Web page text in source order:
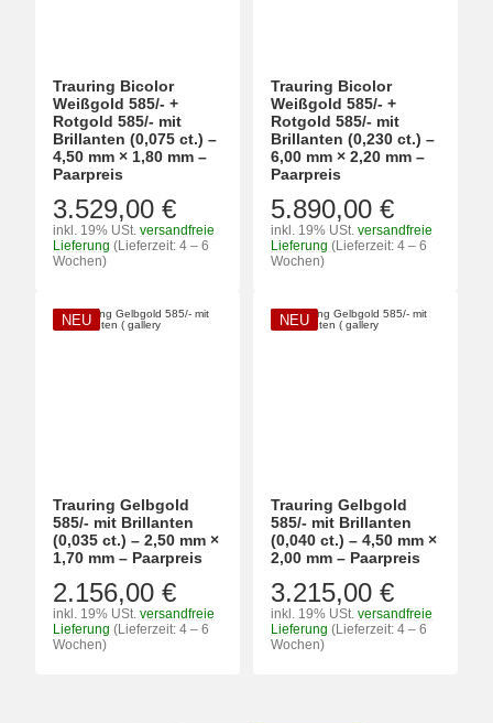
Trauring Bicolor
Weißgold 585/- +
Rotgold 585/- mit
Brillanten (0,075 ct.) –
4,50 mm × 1,80 mm –
Paarpreis
3.529,00 €
inkl. 19% USt. versandfreie
Lieferung (Lieferzeit: 4 – 6
Wochen)
Trauring Bicolor
Weißgold 585/- +
Rotgold 585/- mit
Brillanten (0,230 ct.) –
6,00 mm × 2,20 mm –
Paarpreis
5.890,00 €
inkl. 19% USt. versandfreie
Lieferung (Lieferzeit: 4 – 6
Wochen)
NEU
Trauring Gelbgold
585/- mit Brillanten
(0,035 ct.) – 2,50 mm ×
1,70 mm – Paarpreis
2.156,00 €
inkl. 19% USt. versandfreie
Lieferung (Lieferzeit: 4 – 6
Wochen)
NEU
Trauring Gelbgold
585/- mit Brillanten
(0,040 ct.) – 4,50 mm ×
2,00 mm – Paarpreis
3.215,00 €
inkl. 19% USt. versandfreie
Lieferung (Lieferzeit: 4 – 6
Wochen)